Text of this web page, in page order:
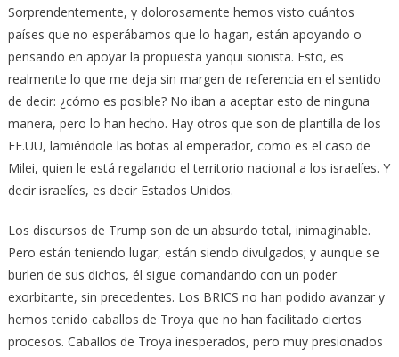
Sorprendentemente, y dolorosamente hemos visto cuántos
países que no esperábamos que lo hagan, están apoyando o
pensando en apoyar la propuesta yanqui sionista. Esto, es
realmente lo que me deja sin margen de referencia en el sentido
de decir: ¿cómo es posible? No iban a aceptar esto de ninguna
manera, pero lo han hecho. Hay otros que son de plantilla de los
EE.UU, lamiéndole las botas al emperador, como es el caso de
Milei, quien le está regalando el territorio nacional a los israelíes. Y
decir israelíes, es decir Estados Unidos.
Los discursos de Trump son de un absurdo total, inimaginable.
Pero están teniendo lugar, están siendo divulgados; y aunque se
burlen de sus dichos, él sigue comandando con un poder
exorbitante, sin precedentes. Los BRICS no han podido avanzar y
hemos tenido caballos de Troya que no han facilitado ciertos
procesos. Caballos de Troya inesperados, pero muy presionados